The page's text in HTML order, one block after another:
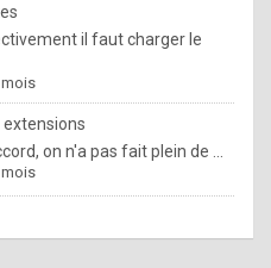
o
w
h
o
w
o
il faut charger le
mois
extensions
on n'a pas fait plein de ...
mois